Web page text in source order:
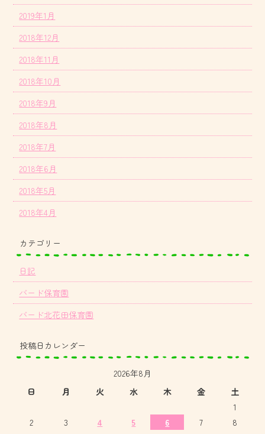
2019年1月
2018年12月
2018年11月
2018年10月
2018年9月
2018年8月
2018年7月
2018年6月
2018年5月
2018年4月
カテゴリー
日記
バード保育園
バード北花田保育園
投稿日カレンダー
2026年8月
日
月 火 水 木 金
土
1
2
3 4 5 6 7
8